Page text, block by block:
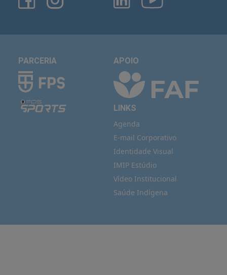
PARCERIA APOIO
LINKS
Agenda
E-mail Corporativo
Identidade Visual
IMIP Estúdio
Vídeo Institucional
Saúde Indígena